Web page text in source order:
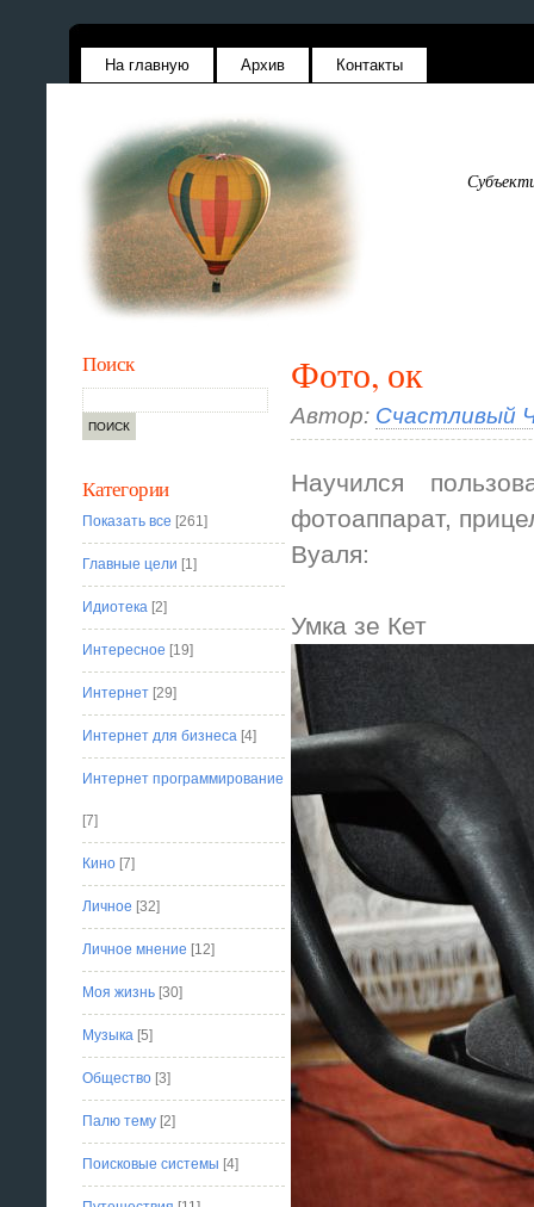
На главную Архив Контакты
Фото, ок
Автор: Счастливый
Научился
фотоаппарат,
Вуаля:
Умка зе Кет
Поиск
Категории
Показать все [261]
Главные цели [1]
Идиотека [2]
Интересное [19]
Интернет [29]
Интернет для бизнеса [4]
Интернет программирование
[7]
Кино [7]
Личное [32]
Личное мнение [12]
Моя жизнь [30]
Музыка [5]
Общество [3]
Палю тему [2]
Поисковые системы [4]